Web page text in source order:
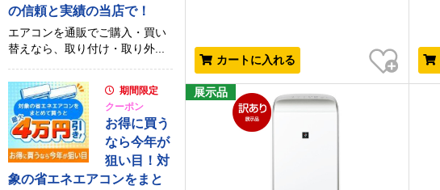
カートに入れる
お気に入り
展示品
の信頼と実績の当店で！
エアコンを通販でご購入・買い
替えなら、取り付け・取り外...
期間限定
クーポン
お得に買う
なら今年が
狙い目！対
象の省エネエアコンをまと